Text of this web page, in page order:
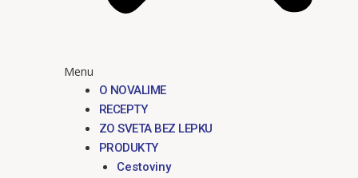
Menu
O NOVALIME
RECEPTY
ZO SVETA BEZ LEPKU
PRODUKTY
Cestoviny